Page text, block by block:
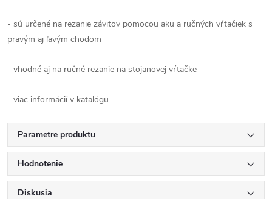
- sú určené na rezanie závitov pomocou aku a ručných vŕtačiek s
pravým aj ľavým chodom
- vhodné aj na ručné rezanie na stojanovej vŕtačke
- viac informácií v katalógu
Parametre produktu
Hodnotenie
Diskusia